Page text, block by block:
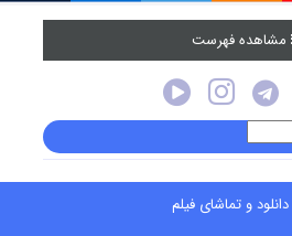
مشاهده فهرست
دانلود و تماشای فیلم